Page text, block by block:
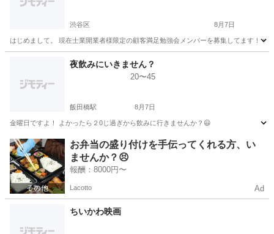
渋谷区 8月7日
はじめまして。 現在士業開業者様限定の顧客満足勉強会メンバーを募集してます！
その他 社労士
夜飲みにいきません？
20〜45
飯田橋駅 8月7日
金曜日ですよ！ よかったら２0じ過ぎから飲みに行きませんか？😃
東京 新宿区 飯田橋駅 その他
お弁当の盛り付けを手伝ってくれる方、い
ませんか？😣
報酬：8000円〜
Lacotto Ad
ちいかわ映画